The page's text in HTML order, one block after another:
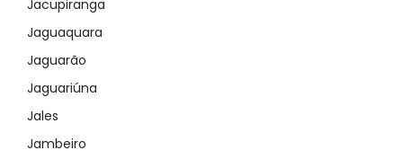
Jacupiranga
Jaguaquara
Jaguarão
Jaguariúna
Jales
Jambeiro